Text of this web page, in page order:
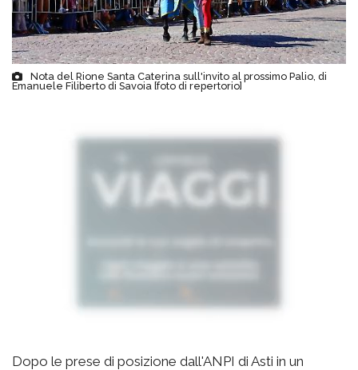
Nota del Rione Santa Caterina sull'invito al prossimo Palio, di
Emanuele Filiberto di Savoia [foto di repertorio]
Dopo le prese di posizione dall'ANPI di Asti in un